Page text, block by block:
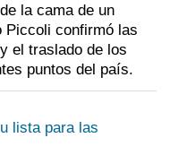
la cama de un
Piccoli confirmó las
el traslado de los
puntos del país.